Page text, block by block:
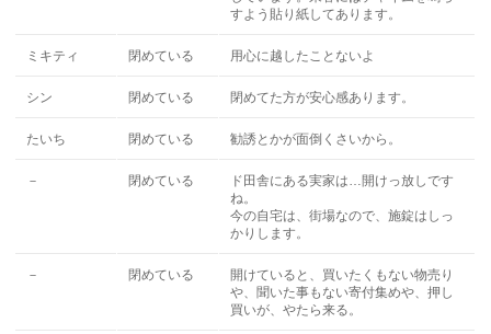
すよう貼り紙してあります。
ミキティ 閉めている 用心に越したことないよ
シン 閉めている 閉めてた方が安心感あります。
たいち 閉めている 勧誘とかが面倒くさいから。
－ 閉めている
ド田舎にある実家は…開けっ放しです
ね。
今の自宅は、街場なので、施錠はしっ
かりします。
－ 閉めている
開けていると、買いたくもない物売り
や、聞いた事もない寄付集めや、押し
買いが、やたら来る。